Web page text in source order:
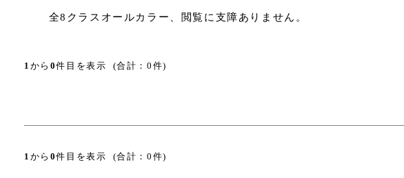
全8クラスオールカラー、閲覧に支障ありません。
1 から 0件目を表示 (合計：0件)
1 から 0件目を表示 (合計：0件)